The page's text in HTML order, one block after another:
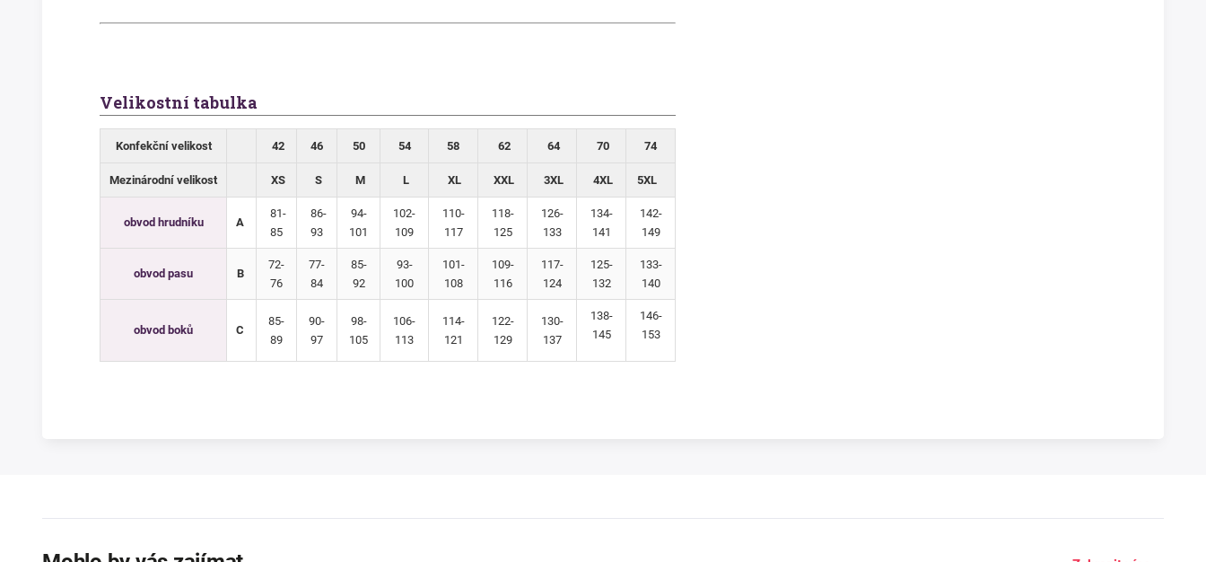
Velikostní tabulka
Konfekční velikost 42 46 50 54 58 62 64 70 74
Mezinárodní velikost XS S M L XL XXL 3XL 4XL 5XL
obvod hrudníku A
81-
85
86-
93
94-
101
102-
109
110-
117
118-
125
126-
133
134-
141
142-
149
obvod pasu B
72-
76
77-
84
85-
92
93-
100
101-
108
109-
116
117-
124
125-
132
133-
140
obvod boků C
85-
89
90-
97
98-
105
106-
113
114-
121
122-
129
130-
137
138-
145
146-
153